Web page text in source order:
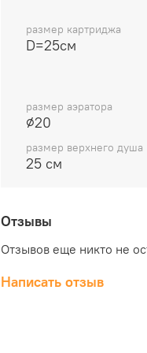
размер картриджа
D=25см
размер аэратора
⌀20
размер верхнего душа
25 см
Отзывы
Отзывов еще никто не
Написать отзыв